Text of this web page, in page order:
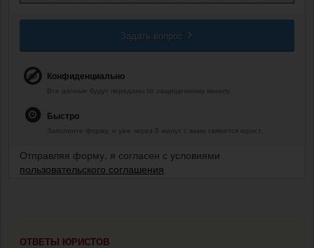
Задать вопрос
Конфиденциально
Все данные будут переданы по защищенному каналу.
Быстро
Заполните форму, и уже через 5 минут с вами свяжется юрист.
Отправляя форму, я согласен с условиями
пользовательского соглашения
ОТВЕТЫ ЮРИСТОВ